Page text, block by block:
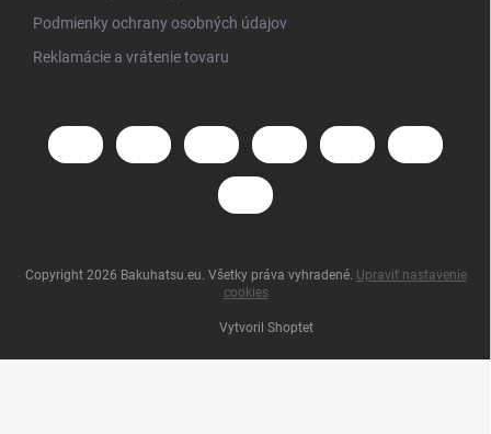
Podmienky ochrany osobných údajov
Reklamácie a vrátenie tovaru
Vytvoril Shoptet
Copyright 2026 Bakuhatsu.eu. Všetky práva vyhradené. Upraviť nastavenie
cookies